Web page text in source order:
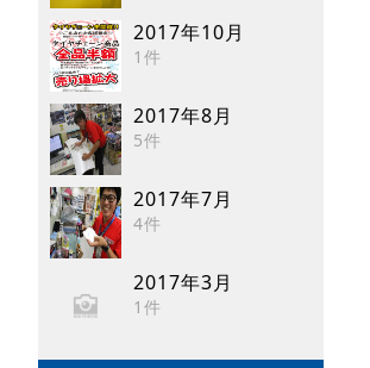
2017年10月
1件
2017年8月
5件
2017年7月
4件
2017年3月
1件